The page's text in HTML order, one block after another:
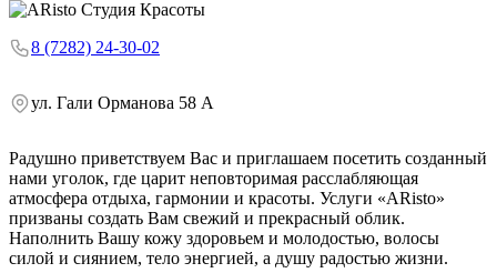
8 (7282) 24-30-02
ул. Гали Орманова 58 А
Радушно приветствуем Вас и приглашаем посетить созданный
нами уголок, где царит неповторимая расслабляющая
атмосфера отдыха, гармонии и красоты. Услуги «ARisto»
призваны создать Вам свежий и прекрасный облик.
Наполнить Вашу кожу здоровьем и молодостью, волосы
силой и сиянием, тело энергией, а душу радостью жизни.